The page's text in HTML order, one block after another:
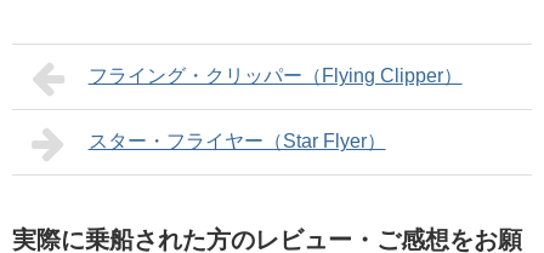
フライング・クリッパー（Flying Clipper）
スター・フライヤー（Star Flyer）
実際に乗船された方のレビュー・ご感想をお願